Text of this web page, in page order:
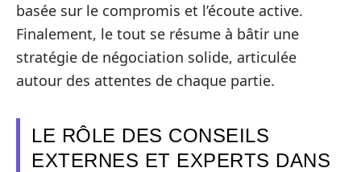
basée sur le compromis et l’écoute active.
Finalement, le tout se résume à bâtir une
stratégie de négociation solide, articulée
autour des attentes de chaque partie.
LE RÔLE DES CONSEILS
EXTERNES ET EXPERTS DANS